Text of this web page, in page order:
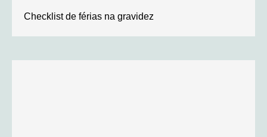
Checklist de férias na gravidez